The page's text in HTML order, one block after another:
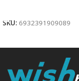
SKU: 6932391909089